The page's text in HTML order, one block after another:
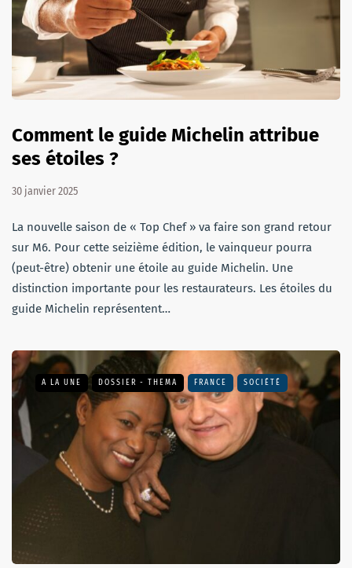
Comment le guide Michelin attribue
ses étoiles ?
30 janvier 2025
La nouvelle saison de « Top Chef » va faire son grand retour
sur M6. Pour cette seizième édition, le vainqueur pourra
(peut-être) obtenir une étoile au guide Michelin. Une
distinction importante pour les restaurateurs. Les étoiles du
guide Michelin représentent…
A LA UNE DOSSIER - THEMA FRANCE SOCIÉTÉ